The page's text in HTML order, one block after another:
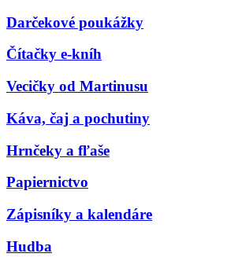
Darčekové poukážky
Čítačky e-kníh
Vecičky od Martinusu
Káva, čaj a pochutiny
Hrnčeky a fľaše
Papiernictvo
Zápisníky a kalendáre
Hudba